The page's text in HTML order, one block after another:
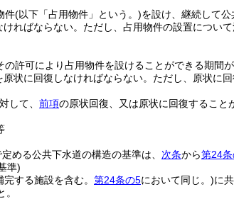
件(以下「占用物件」という。)を設け、継続して
ればならない。 ただし、占用物件の設置につい
許可により占用物件を設けることができる期間
状に回復しなければならない。 ただし、原状に
して、 前項の原状回復、又は原状に回復すること
める公共下水道の構造の基準は、 次条から第24
準)
する施設を含む。 第24条の5において同じ。)に